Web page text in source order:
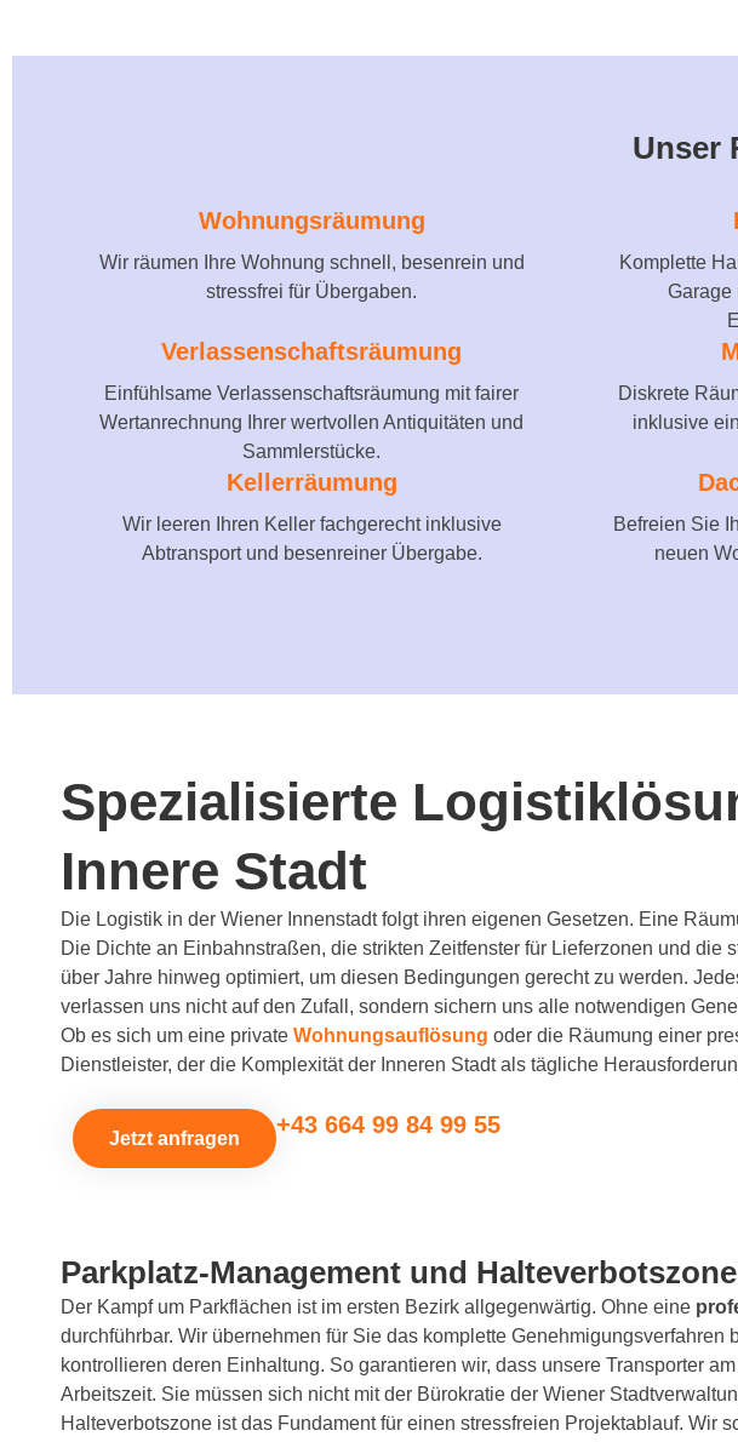
Unser
Wohnungsräumung
Wir räumen Ihre Wohnung schnell, besenrein und
stressfrei für Übergaben.
Komplette
Garage
Verlassenschaftsräumung
Einfühlsame Verlassenschaftsräumung mit fairer
Wertanrechnung Ihrer wertvollen Antiquitäten und
Sammlerstücke.
Diskrete
inklusive
Kellerräumung
Wir leeren Ihren Keller fachgerecht inklusive
Abtransport und besenreiner Übergabe.
Befreien Sie
neuen
Spezialisierte
Innere Stadt
Die Logistik in der Wiener Innenstadt folgt ihren eigenen Gesetzen. Eine
Die Dichte an Einbahnstraßen, die strikten Zeitfenster für Lieferzonen und
über Jahre hinweg optimiert, um diesen Bedingungen gerecht zu werden.
verlassen uns nicht auf den Zufall, sondern sichern uns alle notwendigen
Ob es sich um eine private Wohnungsauflösung oder die Räumung einer
Dienstleister, der die Komplexität der Inneren Stadt als tägliche
Jetzt anfragen
+43 664 99 84 99 55
Parkplatz-Management und
Der Kampf um Parkflächen ist im ersten Bezirk allgegenwärtig. Ohne eine
durchführbar. Wir übernehmen für Sie das komplette
kontrollieren deren Einhaltung. So garantieren wir, dass unsere Transporter
Arbeitszeit. Sie müssen sich nicht mit der Bürokratie der Wiener
Halteverbotszone ist das Fundament für einen stressfreien Projektablauf. Wir